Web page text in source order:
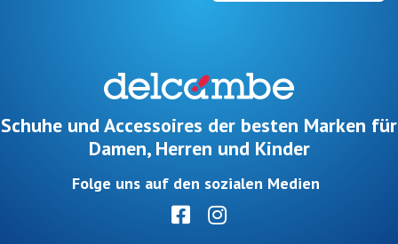
Schuhe und Accessoires der besten Marken für
Damen, Herren und Kinder
Folge uns auf den sozialen Medien